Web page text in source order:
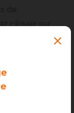
cliquer sur
une
de la classe
.